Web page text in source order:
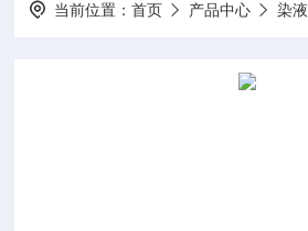
当前位置：首页 产品中心 染液